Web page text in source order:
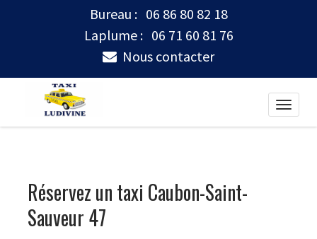
Bureau : 06 86 80 82 18
Laplume : 06 71 60 81 76
Nous contacter
Toggle
Réservez un taxi Caubon-Saint-
Sauveur 47